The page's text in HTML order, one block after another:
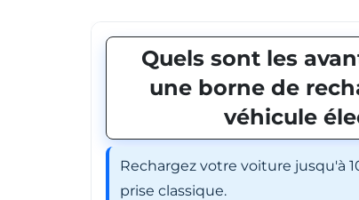
Quels sont les
une borne de
véhicule
Rechargez votre voiture jusqu'à
prise classique.